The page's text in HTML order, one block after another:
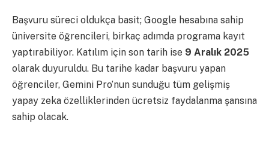
Başvuru süreci oldukça basit; Google hesabına sahip
üniversite öğrencileri, birkaç adımda programa kayıt
yaptırabiliyor. Katılım için son tarih ise 9 Aralık 2025
olarak duyuruldu. Bu tarihe kadar başvuru yapan
öğrenciler, Gemini Pro’nun sunduğu tüm gelişmiş
yapay zeka özelliklerinden ücretsiz faydalanma şansına
sahip olacak.